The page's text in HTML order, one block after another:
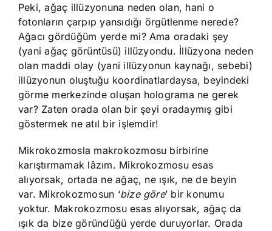
Peki, ağaç illüzyonuna neden olan, hani o
fotonların çarpıp yansıdığı örgütlenme nerede?
Ağacı gördüğüm yerde mi? Ama oradaki şey
(yani ağaç görüntüsü) illüzyondu. İllüzyona neden
olan maddi olay (yani illüzyonun kaynağı, sebebi)
illüzyonun oluştuğu koordinatlardaysa, beyindeki
görme merkezinde oluşan holograma ne gerek
var? Zaten orada olan bir şeyi oradaymış gibi
göstermek ne atıl bir işlemdir!
Mikrokozmosla makrokozmosu birbirine
karıştırmamak lâzım. Mikrokozmosu esas
alıyorsak, ortada ne ağaç, ne ışık, ne de beyin
var. Mikrokozmosun ‘bize göre’ bir konumu
yoktur. Makrokozmosu esas alıyorsak, ağaç da
ışık da bize göründüğü yerde duruyorlar. Orada